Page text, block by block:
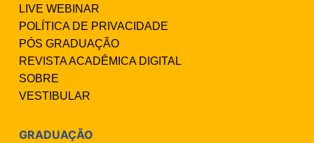
LIVE WEBINAR
POLÍTICA DE PRIVACIDADE
PÓS GRADUAÇÃO
REVISTA ACADÊMICA DIGITAL
SOBRE
VESTIBULAR
GRADUAÇÃO